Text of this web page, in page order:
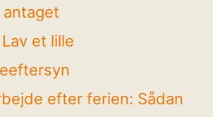
et lille
efter ferien: Sådan